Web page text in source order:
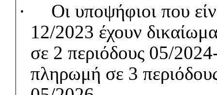
·
Οι υποψήφιοι που
12/2023 έχουν
σε 2 περιόδους 05/
πληρωμή σε 3